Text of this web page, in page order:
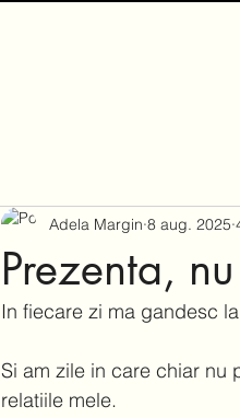
Prezenta,
Adela Margin 8 aug. 2025
In fiecare zi ma gandesc
Si am zile in care chiar nu
relatiile mele.